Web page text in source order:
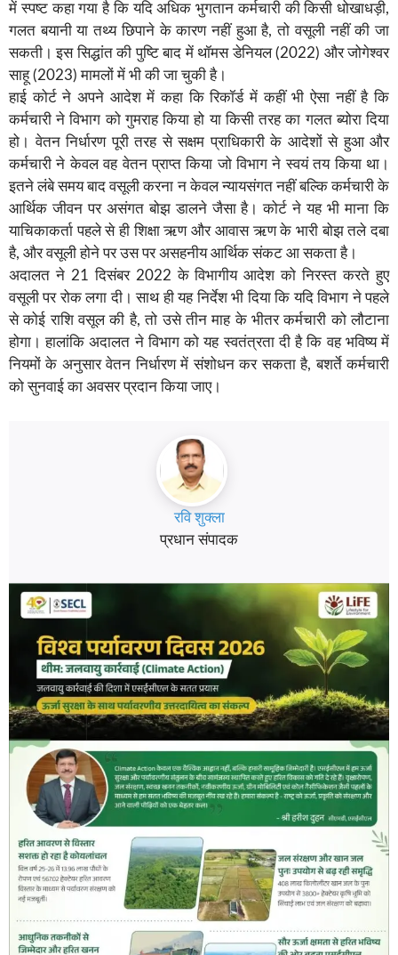
में स्पष्ट कहा गया है कि यदि अधिक भुगतान कर्मचारी की किसी धोखाधड़ी,
गलत बयानी या तथ्य छिपाने के कारण नहीं हुआ है, तो वसूली नहीं की जा
सकती। इस सिद्धांत की पुष्टि बाद में थॉमस डेनियल (2022) और जोगेश्वर
साहू (2023) मामलों में भी की जा चुकी है।
हाई कोर्ट ने अपने आदेश में कहा कि रिकॉर्ड में कहीं भी ऐसा नहीं है कि
कर्मचारी ने विभाग को गुमराह किया हो या किसी तरह का गलत ब्योरा दिया
हो। वेतन निर्धारण पूरी तरह से सक्षम प्राधिकारी के आदेशों से हुआ और
कर्मचारी ने केवल वह वेतन प्राप्त किया जो विभाग ने स्वयं तय किया था।
इतने लंबे समय बाद वसूली करना न केवल न्यायसंगत नहीं बल्कि कर्मचारी के
आर्थिक जीवन पर असंगत बोझ डालने जैसा है। कोर्ट ने यह भी माना कि
याचिकाकर्ता पहले से ही शिक्षा ऋण और आवास ऋण के भारी बोझ तले दबा
है, और वसूली होने पर उस पर असहनीय आर्थिक संकट आ सकता है।
अदालत ने 21 दिसंबर 2022 के विभागीय आदेश को निरस्त करते हुए
वसूली पर रोक लगा दी। साथ ही यह निर्देश भी दिया कि यदि विभाग ने पहले
से कोई राशि वसूल की है, तो उसे तीन माह के भीतर कर्मचारी को लौटाना
होगा। हालांकि अदालत ने विभाग को यह स्वतंत्रता दी है कि वह भविष्य में
नियमों के अनुसार वेतन निर्धारण में संशोधन कर सकता है, बशर्ते कर्मचारी
को सुनवाई का अवसर प्रदान किया जाए।
रवि शुक्ला
प्रधान संपादक